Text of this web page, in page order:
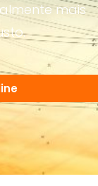
mais